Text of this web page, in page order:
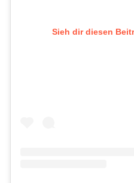
Sieh dir diesen